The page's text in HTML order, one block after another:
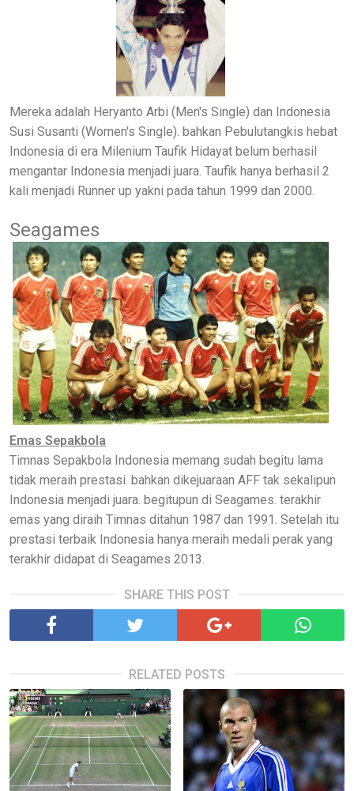
Mereka adalah Heryanto Arbi (Men's Single) dan Indonesia
Susi Susanti (Women's Single). bahkan Pebulutangkis hebat
Indonesia di era Milenium Taufik Hidayat belum berhasil
mengantar Indonesia menjadi juara. Taufik hanya berhasil 2
kali menjadi Runner up yakni pada tahun 1999 dan 2000.
Seagames
Emas Sepakbola
Timnas Sepakbola Indonesia memang sudah begitu lama
tidak meraih prestasi. bahkan dikejuaraan AFF tak sekalipun
Indonesia menjadi juara. begitupun di Seagames. terakhir
emas yang diraih Timnas ditahun 1987 dan 1991. Setelah itu
prestasi terbaik Indonesia hanya meraih medali perak yang
terakhir didapat di Seagames 2013.
SHARE THIS POST
RELATED POSTS